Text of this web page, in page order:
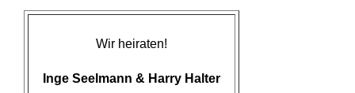
Wir heiraten!
Inge Seelmann & Harry Halter